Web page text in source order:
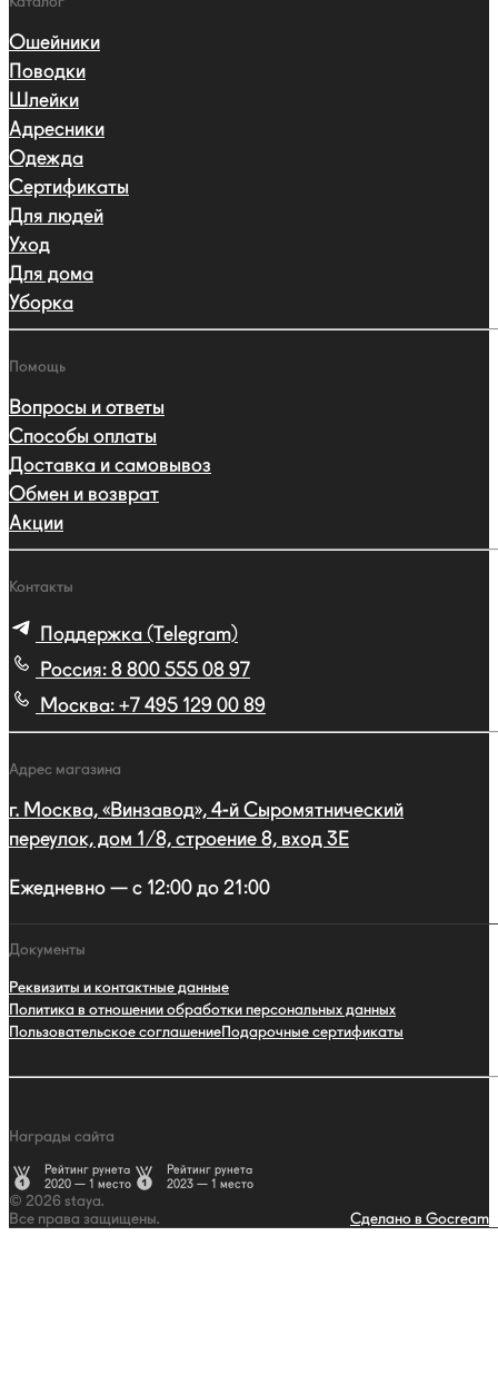
Ошейники
Поводки
Шлейки
Адресники
Одежда
Сертификаты
Для людей
Уход
Для дома
Уборка
Помощь
Вопросы и ответы
Способы оплаты
Доставка и самовывоз
Обмен и возврат
Акции
Контакты
Поддержка (Telegram)
Россия: 8 800 555 08 97
Москва: +7 495 129 00 89
Адрес магазина
г. Москва, «Винзавод», 4-й Сыромятнический
переулок, дом 1/8, строение 8, вход 3E
Ежедневно — с 12:00 до 21:00
Документы
Реквизиты и контактные данные
Политика в отношении обработки персональных данных
Пользовательское соглашениеПодарочные сертификаты
Награды сайта
Рейтинг рунета
2020 — 1 место
Рейтинг рунета
2023 — 1 место
© 2026 staya.
Все права защищены.
Сделано в Gocream